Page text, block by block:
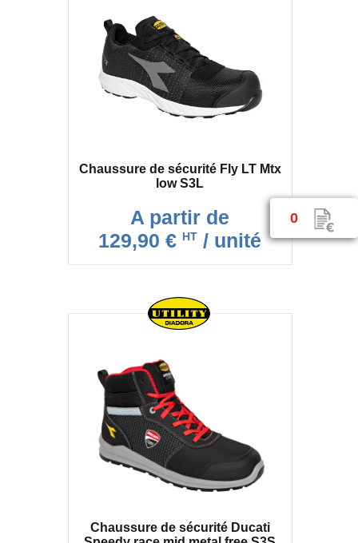
0
Chaussure de sécurité Fly LT Mtx
low S3L
A partir de
129,90 € HT / unité
Chaussure de sécurité Ducati